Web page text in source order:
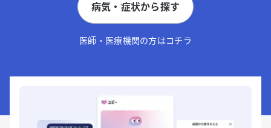
病気・症状から探す
医師・医療機関の方はコチラ